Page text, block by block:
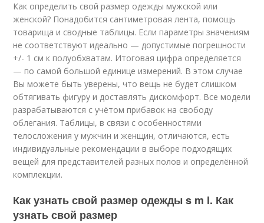
Как определить свой размер одежды мужской или
женской? Понадобится сантиметровая лента, помощь
товарища и сводные таблицы. Если параметры значениям
не соответствуют идеально — допустимые погрешности
+/- 1 см к полуобхватам. Итоговая цифра определяется
— по самой большой единице измерений. В этом случае
Вы можете быть уверены, что вещь не будет слишком
обтягивать фигуру и доставлять дискомфорт. Все модели
разрабатываются с учётом прибавок на свободу
облегания. Таблицы, в связи с особенностями
телосложения у мужчин и женщин, отличаются, есть
индивидуальные рекомендации в выборе подходящих
вещей для представителей разных полов и определённой
комплекции.
Как узнать свой размер одежды s m l. Как
узнать свой размер